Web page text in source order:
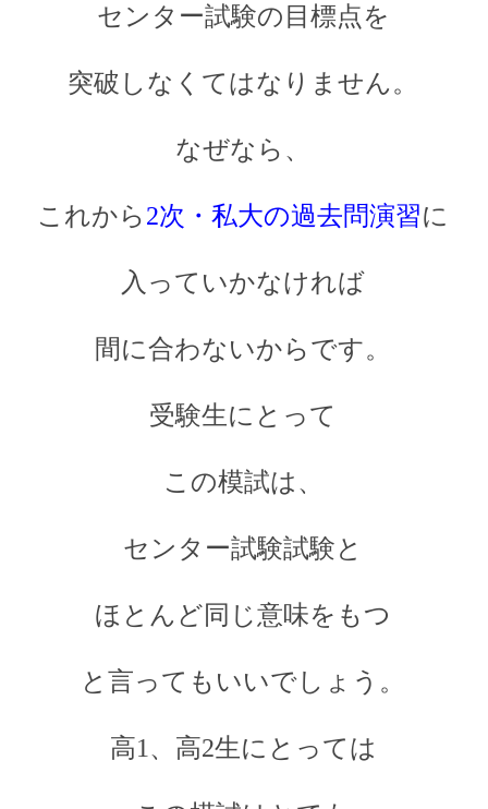
センター試験の目標点を
突破しなくてはなりません。
なぜなら、
これから2次・私大の過去問演習に
入っていかなければ
間に合わないからです。
受験生にとって
この模試は、
センター試験試験と
ほとんど同じ意味をもつ
と言ってもいいでしょう。
高1、高2生にとっては